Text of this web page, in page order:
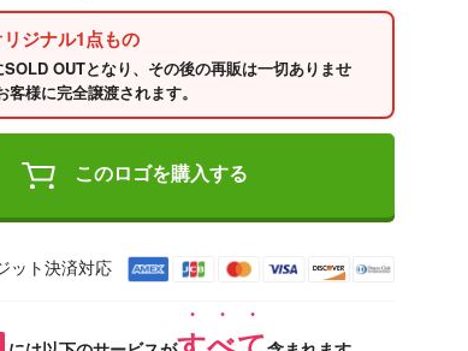
ジナル1点もの
OUTとなり、その後の再販は一切ありませ
客様に完全譲渡されます。
このロゴを購入する
ット決済対応